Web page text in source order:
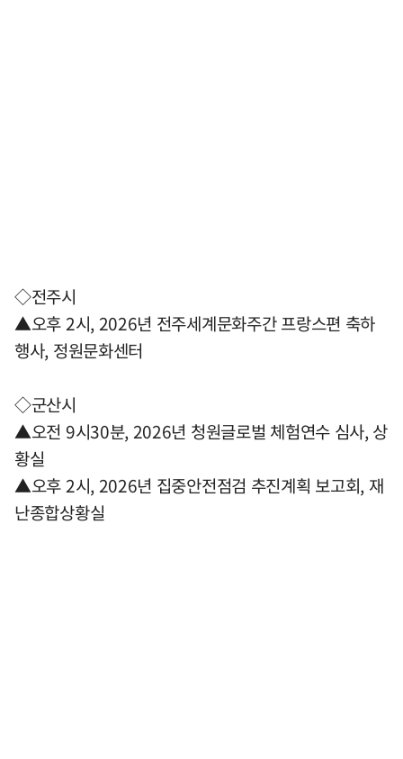
◇전주시
▲오후 2시, 2026년 전주세계문화주간 프랑스편 축하
행사, 정원문화센터
◇군산시
▲오전 9시30분, 2026년 청원글로벌 체험연수 심사, 상
황실
▲오후 2시, 2026년 집중안전점검 추진계획 보고회, 재
난종합상황실